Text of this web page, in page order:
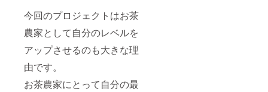
今回のプロジェクトはお茶
農家として自分のレベルを
アップさせるのも大きな理
由です。
お茶農家にとって自分の最